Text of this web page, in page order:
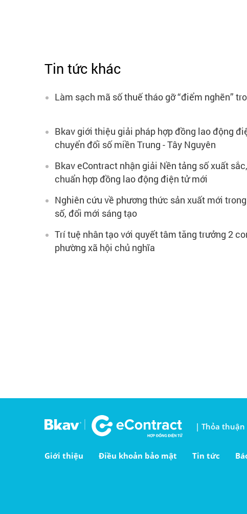
Tin tức khác
Làm sạch mã số thuế tháo gỡ “điểm nghẽn”
Bkav giới thiệu giải pháp hợp đồng lao động
chuyển đổi số miền Trung - Tây Nguyên
Bkav eContract nhận giải Nền tảng số xuất
chuẩn hợp đồng lao động điện tử mới
Nghiên cứu về phương thức sản xuất mới
số, đổi mới sáng tạo
Trí tuệ nhân tạo với quyết tâm tăng trưởng 2
phường xã hội chủ nghĩa
| Thỏa
Giới thiệu Điều khoản bảo mật Tin tức